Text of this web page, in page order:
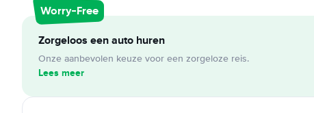
Worry-Free
Zorgeloos een auto huren
Onze aanbevolen keuze voor een zorgeloze reis.
Lees meer